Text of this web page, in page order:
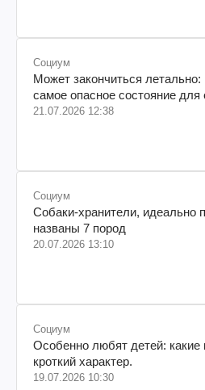
Социум
Может закончиться
самое опасное состояние для
21.07.2026 12:38
Социум
Собаки-хранители, идеально
названы 7 пород
20.07.2026 13:10
Социум
Особенно любят детей: какие
кроткий характер.
19.07.2026 10:30